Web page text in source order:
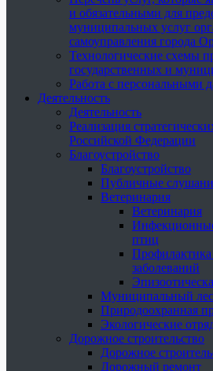
и обязательными для
муниципальных услуг
самоуправления города
Технологические схемы
государственных и
Работа с персональными
Деятельность
Деятельность
Реализация
Российской Федерации
Благоустройство
Благоустройство
Публичные
Ветеринария
Ветеринария
птиц
заболеваний
Муниципальный
Природоохранная
Экологические
Дорожное строительство
Дорожное
Дорожный ремонт